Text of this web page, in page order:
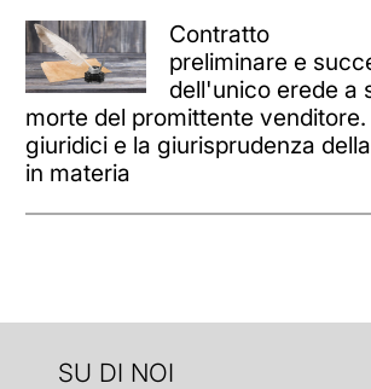
Contratto
preliminare e
dell'unico erede a
morte del promittente venditore.
giuridici e la giurisprudenza
in materia
SU DI NOI